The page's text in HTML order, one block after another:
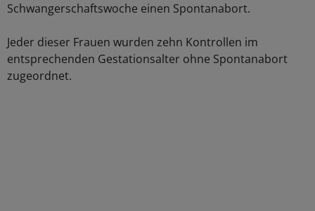
Schwangerschaftswoche einen Spontanabort.
Jeder dieser Frauen wurden zehn Kontrollen im
entsprechenden Gestationsalter ohne Spontanabort
zugeordnet.